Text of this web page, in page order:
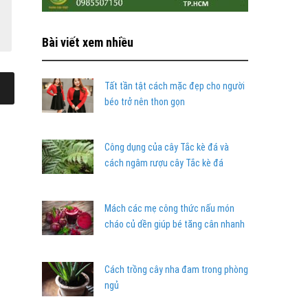
Bài viết xem nhiều
Tất tần tật cách mặc đẹp cho người
béo trở nên thon gọn
Công dụng của cây Tắc kè đá và
cách ngâm rượu cây Tắc kè đá
Mách các mẹ công thức nấu món
cháo củ dền giúp bé tăng cân nhanh
Cách trồng cây nha đam trong phòng
ngủ